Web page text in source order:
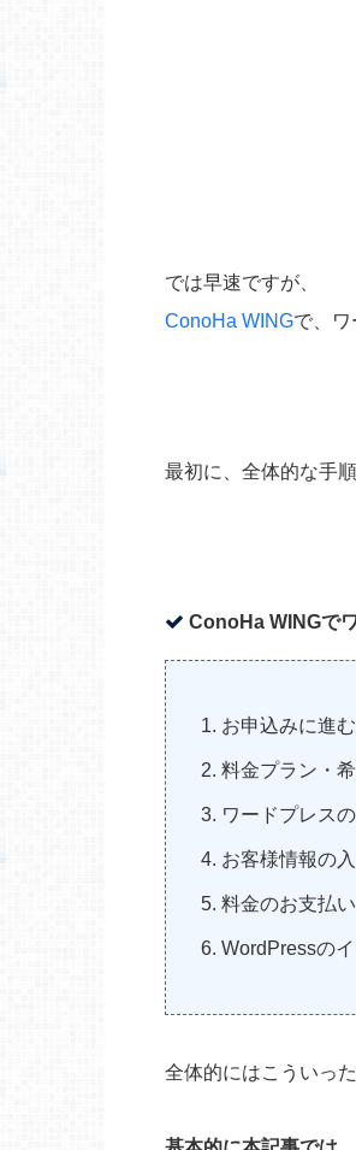
では早速ですが、
ConoHa WINGで、ワ
最初に、全体的な手
ConoHa WINGで
お申込みに進む
料金プラン・
ワードプレス
お客様情報の
料金のお支払い
WordPressの
全体的にはこういっ